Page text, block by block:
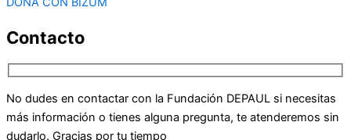
Contacto
No dudes en contactar con la Fundación DEPAUL si necesitas
más información o tienes alguna pregunta, te atenderemos sin
dudarlo. Gracias por tu tiempo